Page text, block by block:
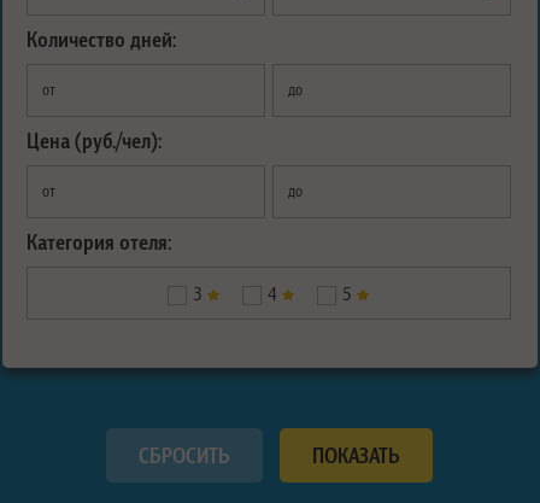
Количество дней:
от до
Цена (руб./чел):
от до
Категория отеля:
3 4 5